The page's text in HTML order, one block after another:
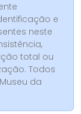
e
neste
total ou
Todos
da